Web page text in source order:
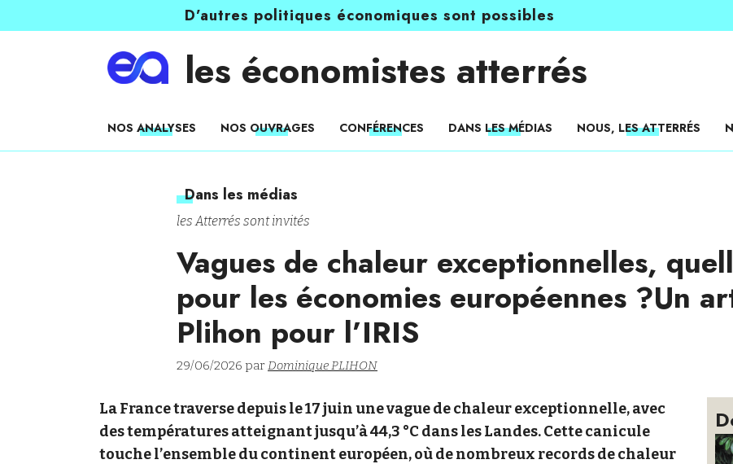
D’autres politiques économiques sont possibles
les économistes atterrés
NOS ANALYSES NOS OUVRAGES CONFÉRENCES DANS LES MÉDIAS NOUS, LES ATTERRÉS
Dans les médias
les Atterrés sont invités
Vagues de chaleur exceptionnelles,
pour les économies européennes ?Un
Plihon pour l’IRIS
29/06/2026 parDominique PLIHON
La France traverse depuis le 17 juin une vague de chaleur exceptionnelle, avec
des températures atteignant jusqu’à 44,3 °C dans les Landes. Cette canicule
touche l’ensemble du continent européen, où de nombreux records de chaleur